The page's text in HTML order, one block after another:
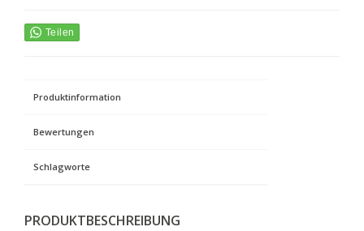
Produktinformation
Bewertungen
Schlagworte
PRODUKTBESCHREIBUNG